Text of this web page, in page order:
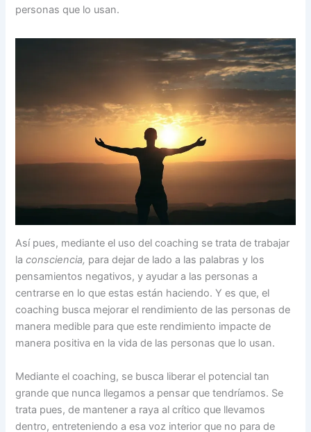
personas que lo usan.
Así pues, mediante el uso del coaching se trata de trabajar
laconsciencia, para dejar de lado a las palabras y los
pensamientos negativos, y ayudar a las personas a
centrarse en lo que estas están haciendo. Y es que, el
coaching busca mejorar el rendimiento de las personas de
manera medible para que este rendimiento impacte de
manera positiva en la vida de las personas que lo usan.
Mediante el coaching, se busca liberar el potencial tan
grande que nunca llegamos a pensar que tendríamos. Se
trata pues, de mantener a raya al crítico que llevamos
dentro, entreteniendo a esa voz interior que no para de